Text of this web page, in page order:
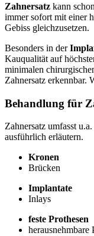
Zahnersatz kann
immer sofort mit einer
Gebiss gleichzusetzen.
Besonders in der
Kauqualität auf
minimalen
Zahnersatz erkennbar.
Behandlung für
Zahnersatz umfasst
ausführlich erläutern.
Kronen
Brücken
Implantate
Inlays
feste Prothesen
herausnehmbare